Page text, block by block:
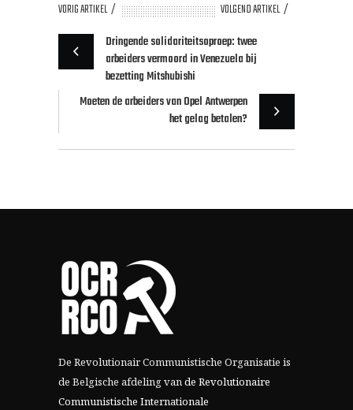
VORIG ARTIKEL
VOLGEND ARTIKEL
Dringende solidariteitsoproep: twee
arbeiders vermoord in Venezuela bij
bezetting Mitshubishi
Moeten de arbeiders van Opel Antwerpen
het gelag betalen?
De Revolutionair Communistische Organisatie is
de Belgische afdeling vande Revolutionaire
Communistische Internationale